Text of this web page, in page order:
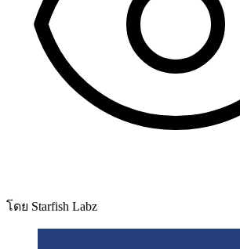
โดย Starfish Labz